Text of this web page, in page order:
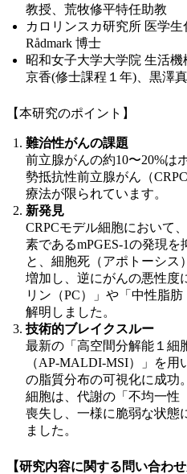
教授、荒牧修平特任助教
カロリンスカ研究所 医学
Rådmark 博士
昭和女子大学大学院 生活
京香(修士課程１年)、黒澤
【本研究のポイント】
難治性がんの課題
前立腺がんの約10〜20%は
勢抵抗性前立腺がん（
療法が限られています。
新発見
CRPCモデル細胞において
素であるmPGES-1の発現
と、細胞死（アポトーシス
増加し、逆にがんの悪性度
リン（PC）」や「中性脂
解明しました。
技術的ブレイクスルー
最新の「高空間分解能１細
（AP-MALDI-MSI）」を
の脂質分布の可視化に成功
細胞は、代謝の「不均一性
喪失し、一様に脆弱な状態
ました。
【研究内容に関する問い合わせ